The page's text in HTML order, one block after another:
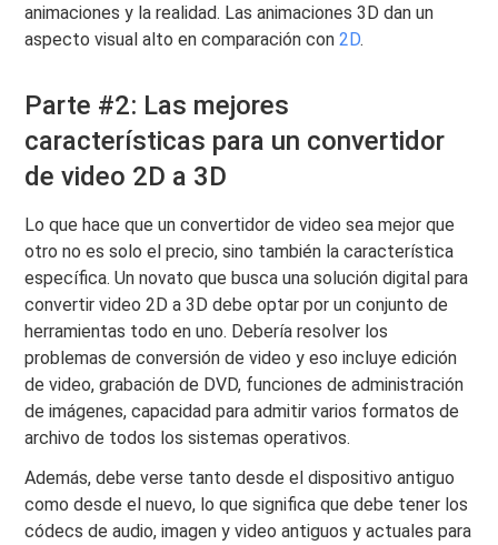
animaciones y la realidad. Las animaciones 3D dan un
aspecto visual alto en comparación con2D.
Parte #2: Las mejores
características para un convertidor
de video 2D a 3D
Lo que hace que un convertidor de video sea mejor que
otro no es solo el precio, sino también la característica
específica. Un novato que busca una solución digital para
convertir video 2D a 3D debe optar por un conjunto de
herramientas todo en uno. Debería resolver los
problemas de conversión de video y eso incluye edición
de video, grabación de DVD, funciones de administración
de imágenes, capacidad para admitir varios formatos de
archivo de todos los sistemas operativos.
Además, debe verse tanto desde el dispositivo antiguo
como desde el nuevo, lo que significa que debe tener los
códecs de audio, imagen y video antiguos y actuales para